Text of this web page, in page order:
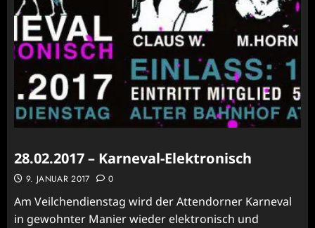
28.02.2017 – Karneval-Elektronisch
9. JANUAR 2017 0
Am Veilchendienstag wird der Attendorner Karneval
in gewohnter Manier wieder elektronisch und